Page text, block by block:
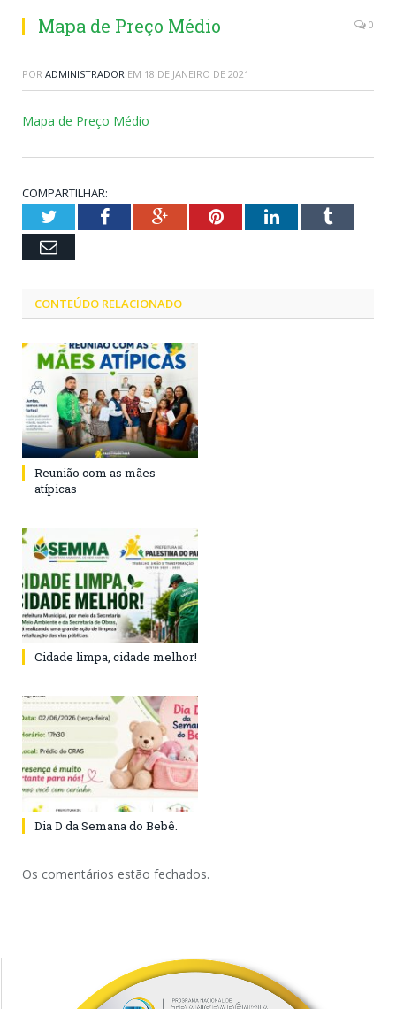
Mapa de Preço Médio 0
POR ADMINISTRADOR EM 18 DE JANEIRO DE 2021
Mapa de Preço Médio
COMPARTILHAR:
TwitterFacebookGoogle+PinterestLinkedInTumblr
Email
CONTEÚDO RELACIONADO
Reunião com as mães
atípicas
Cidade limpa, cidade melhor!
Dia D da Semana do Bebê.
Os comentários estão fechados.